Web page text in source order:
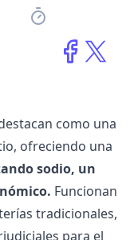
como una
ofreciendo una
sodio, un
Funcionan
tradicionales,
para el